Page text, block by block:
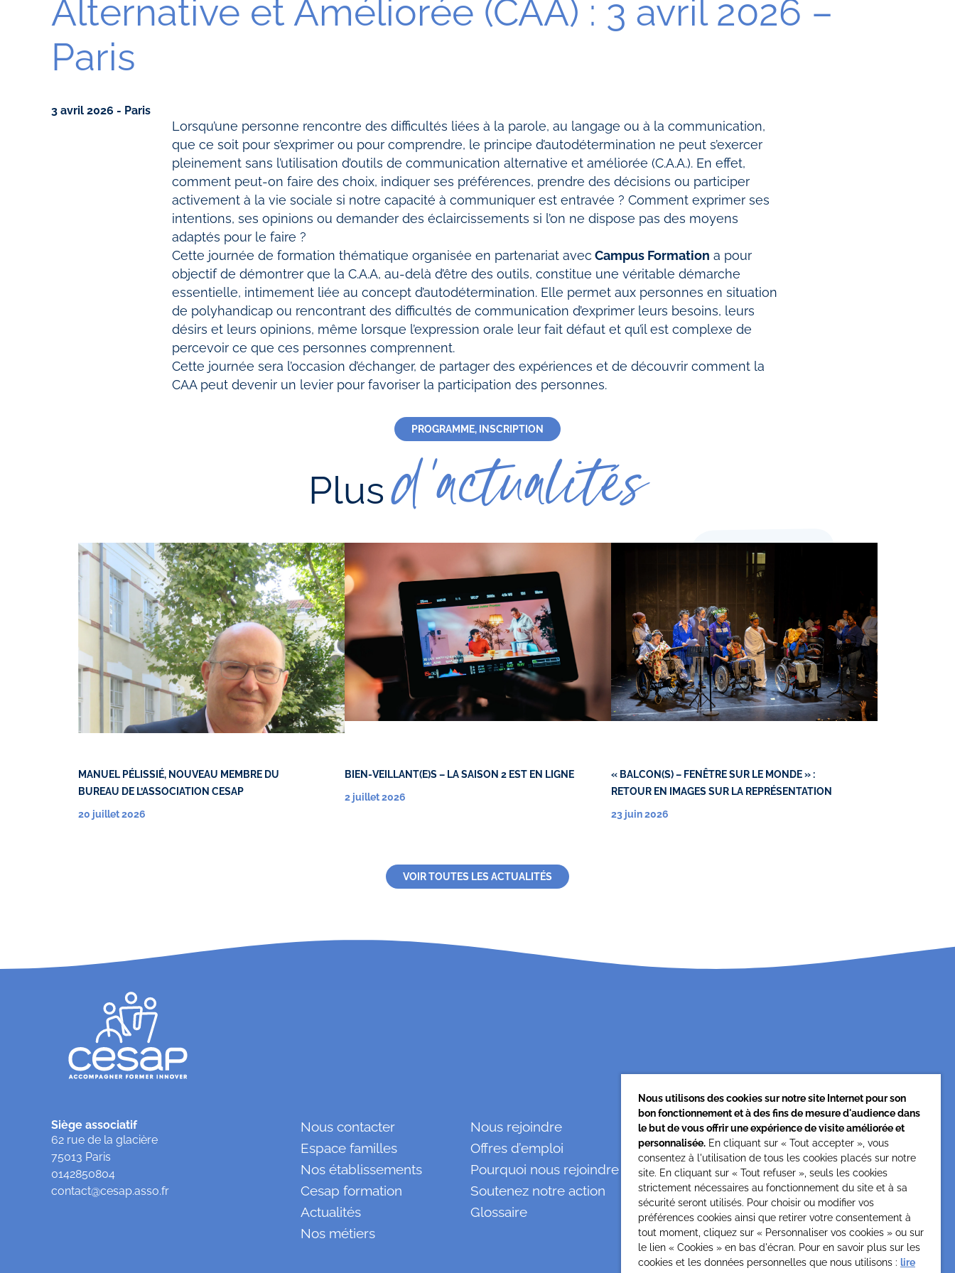
Alternative et Améliorée (CAA) : 3 avril 2026 –
Paris
3 avril 2026 - Paris
Lorsqu’une personne rencontre des difficultés liées à la parole, au langage ou à la communication,
que ce soit pour s’exprimer ou pour comprendre, le principe d’autodétermination ne peut s’exercer
pleinement sans l’utilisation d’outils de communication alternative et améliorée (C.A.A.). En effet,
comment peut-on faire des choix, indiquer ses préférences, prendre des décisions ou participer
activement à la vie sociale si notre capacité à communiquer est entravée ? Comment exprimer ses
intentions, ses opinions ou demander des éclaircissements si l’on ne dispose pas des moyens
adaptés pour le faire ?
Cette journée de formation thématique organisée en partenariat avec Campus Formation a pour
objectif de démontrer que la C.A.A, au-delà d’être des outils, constitue une véritable démarche
essentielle, intimement liée au concept d’autodétermination. Elle permet aux personnes en situation
de polyhandicap ou rencontrant des difficultés de communication d’exprimer leurs besoins, leurs
désirs et leurs opinions, même lorsque l’expression orale leur fait défaut et qu’il est complexe de
percevoir ce que ces personnes comprennent.
Cette journée sera l’occasion d’échanger, de partager des expériences et de découvrir comment la
CAA peut devenir un levier pour favoriser la participation des personnes.
PROGRAMME, INSCRIPTION
Plusd'actualités
MANUEL PÉLISSIÉ, NOUVEAU MEMBRE DU
BUREAU DE L’ASSOCIATION CESAP
20 juillet 2026
BIEN-VEILLANT(E)S – LA SAISON 2 EST EN LIGNE
2 juillet 2026
« BALCON(S) – FENÊTRE SUR LE MONDE » :
RETOUR EN IMAGES SUR LA REPRÉSENTATION
23 juin 2026
VOIR TOUTES LES ACTUALITÉS
Siège associatif
62 rue de la glacière
75013 Paris
0142850804
contact@cesap.asso.fr
Nous contacter
Espace familles
Nos établissements
Cesap formation
Actualités
Nos métiers
Nous rejoindre
Offres d’emploi
Pourquoi nous rejoindre ?
Soutenez notre action
Glossaire
Cesap Formation
formation@cesap.asso.fr
01 53 20 68 58
Nous utilisons des cookies sur notre site Internet pour son
bon fonctionnement et à des fins de mesure d'audience dans
le but de vous offrir une expérience de visite améliorée et
personnalisée. En cliquant sur « Tout accepter », vous
consentez à l'utilisation de tous les cookies placés sur notre
site. En cliquant sur « Tout refuser », seuls les cookies
strictement nécessaires au fonctionnement du site et à sa
sécurité seront utilisés. Pour choisir ou modifier vos
préférences cookies ainsi que retirer votre consentement à
tout moment, cliquez sur « Personnaliser vos cookies » ou sur
le lien « Cookies » en bas d'écran. Pour en savoir plus sur les
cookies et les données personnelles que nous utilisons : lire